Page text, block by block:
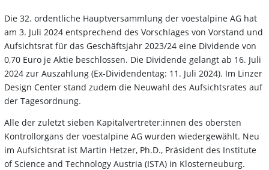
Die 32. ordentliche Hauptversammlung der voestalpine AG hat
am 3. Juli 2024 entsprechend des Vorschlages von Vorstand und
Aufsichtsrat für das Geschäftsjahr 2023/24 eine Dividende von
0,70 Euro je Aktie beschlossen. Die Dividende gelangt ab 16. Juli
2024 zur Auszahlung (Ex-Dividendentag: 11. Juli 2024). Im Linzer
Design Center stand zudem die Neuwahl des Aufsichtsrates auf
der Tagesordnung.
Alle der zuletzt sieben Kapitalvertreter:innen des obersten
Kontrollorgans der voestalpine AG wurden wiedergewählt. Neu
im Aufsichtsrat ist Martin Hetzer, Ph.D., Präsident des Institute
of Science and Technology Austria (ISTA) in Klosterneuburg.